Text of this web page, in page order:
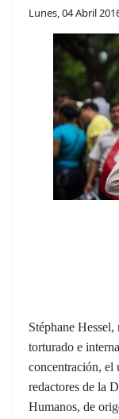
Lunes, 04 Abril
Stéphane
torturado e
concentración, el
redactores de la
Humanos, de